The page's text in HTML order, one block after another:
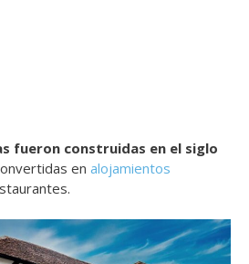
fueron construidas en el siglo
en alojamientos